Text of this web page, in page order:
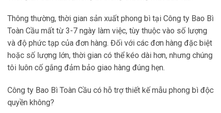
Thông thường, thời gian sản xuất phong bì tại Công ty Bao Bì
Toàn Cầu mất từ 3-7 ngày làm việc, tùy thuộc vào số lượng
và độ phức tạp của đơn hàng. Đối với các đơn hàng đặc biệt
hoặc số lượng lớn, thời gian có thể kéo dài hơn, nhưng chúng
tôi luôn cố gắng đảm bảo giao hàng đúng hẹn.
Công ty Bao Bì Toàn Cầu có hỗ trợ thiết kế mẫu phong bì độc
quyền không?